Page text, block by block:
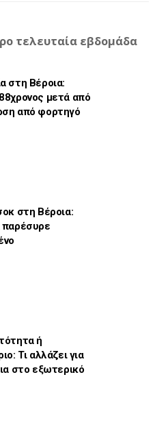
τελευταία εβδομάδα
στη Βέροια:
μετά από
από φορτηγό
στη Βέροια:
παρέσυρε
ή
Τι αλλάζει για
στο εξωτερικό